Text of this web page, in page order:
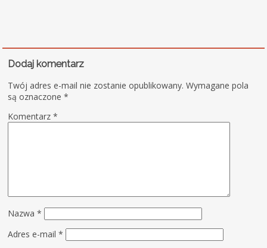
Dodaj komentarz
Twój adres e-mail nie zostanie opublikowany. Wymagane pola
są oznaczone*
Komentarz*
Nazwa*
Adres e-mail*